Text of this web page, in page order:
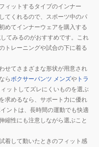
ィットするタイプのインナー
てくれるので、スポーツ中のパ
めてインナーウェアを購入する
てみるのがおすすめです。これ
トレーニングや試合の下に着る
せてさまざまな形状が用意され
らボクサーパンツ メンズや トラ
ットしてズレにくいものを選ぶ
求めるなら、サポート力に優れ
ントは、長時間の運動でも快適
縮性にも注意しながら選ぶこと
着して動いたときのフィット感